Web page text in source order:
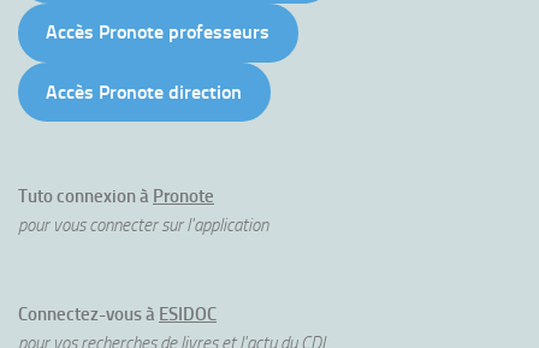
Accès Pronote professeurs
Accès Pronote direction
Tuto connexion à Pronote
pour vous connecter sur l'application
Connectez-vous à ESIDOC